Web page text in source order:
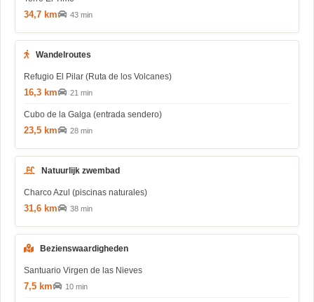
34,7 km 43 min
Wandelroutes
Refugio El Pilar (Ruta de los Volcanes)
16,3 km 21 min
Cubo de la Galga (entrada sendero)
23,5 km 28 min
Natuurlijk zwembad
Charco Azul (piscinas naturales)
31,6 km 38 min
Bezienswaardigheden
Santuario Virgen de las Nieves
7,5 km 10 min